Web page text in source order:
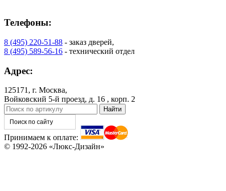
Телефоны:
8 (495) 220-51-88 - заказ дверей,
8 (495) 589-56-16 - технический отдел
Адрес:
125171, г. Москва,
Войковский 5-й проезд, д. 16 , корп. 2
Принимаем к оплате:
© 1992-2026 «Люкс-Дизайн»